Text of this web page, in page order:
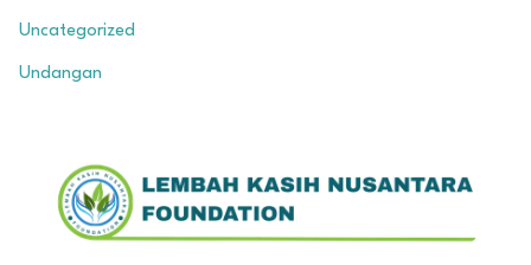
Uncategorized
Undangan